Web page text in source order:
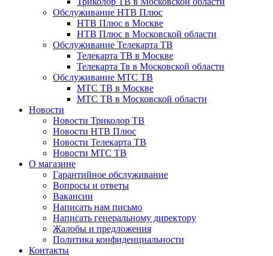
Обслуживание НТВ Плюс
НТВ Плюс в Москве
НТВ Плюс в Московской области
Обслуживание Телекарта ТВ
Телекарта ТВ в Москве
Телекарта Тв в Московской области
Обслуживание МТС ТВ
МТС ТВ в Москве
МТС ТВ в Московской области
Новости
Новости Триколор ТВ
Новости НТВ Плюс
Новости Телекарта ТВ
Новости МТС ТВ
О магазине
Гарантийное обслуживание
Вопросы и ответы
Вакансии
Написать нам письмо
Написать генеральному директору
Жалобы и предложения
Политика конфиденциальности
Контакты